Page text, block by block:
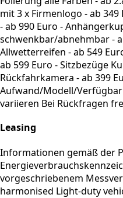
mit 3 x Firmenlogo - ab
- ab 990 Euro -
schwenkbar/abnehmbar -
Allwetterreifen - ab 549
ab 599 Euro - Sitzbezüge
Rückfahrkamera - ab 399
Aufwand/Modell/
variieren Bei Rückfragen
Leasing
Informationen gemäß der
vorgeschriebenem
harmonised Light-duty